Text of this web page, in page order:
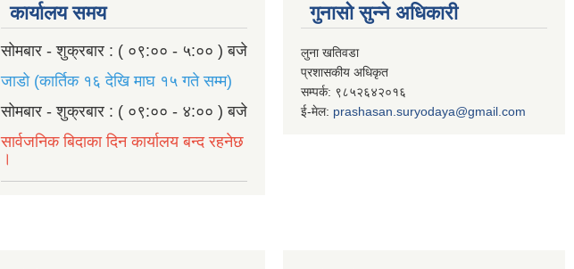
कार्यालय समय
सोमबार - शुक्रबार : ( ०९:०० - ५:०० ) बजे
जाडो (कार्तिक १६ देखि माघ १५ गते सम्म)
सोमबार - शुक्रबार : ( ०९:०० - ४:०० ) बजे
सार्वजनिक बिदाका दिन कार्यालय बन्द रहनेछ
।
गुनासो सुन्ने अधिकारी
लुना खतिवडा
प्रशासकीय अधिकृत
सम्पर्क: ९८५२६४२०१६
ई-मेल: prashasan.suryodaya@gmail.com